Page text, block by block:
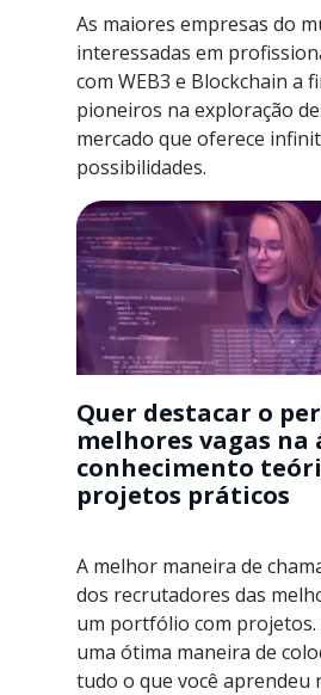
As maiores empresas do
interessadas em
com WEB3 e Blockchain a
pioneiros na exploração
mercado que oferece
possibilidades.
Quer destacar o
melhores vagas na
conhecimento
projetos práticos
A melhor maneira de
dos recrutadores das
um portfólio com projetos.
uma ótima maneira de
tudo o que você aprendeu